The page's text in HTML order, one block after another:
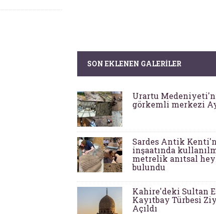
SON EKLENEN GALERILER
Urartu
görkemli merkezi
Sardes Antik
inşaatında
metrelik anıtsal
bulundu
Kahire'deki Sultan
Kayıtbay Türbesi
Açıldı